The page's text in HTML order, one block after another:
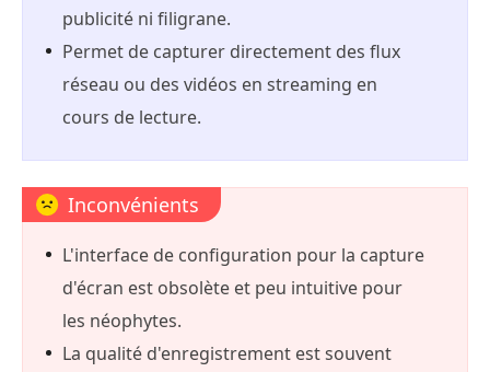
publicité ni filigrane.
Permet de capturer directement des flux
réseau ou des vidéos en streaming en
cours de lecture.
Inconvénients
L'interface de configuration pour la capture
d'écran est obsolète et peu intuitive pour
les néophytes.
La qualité d'enregistrement est souvent